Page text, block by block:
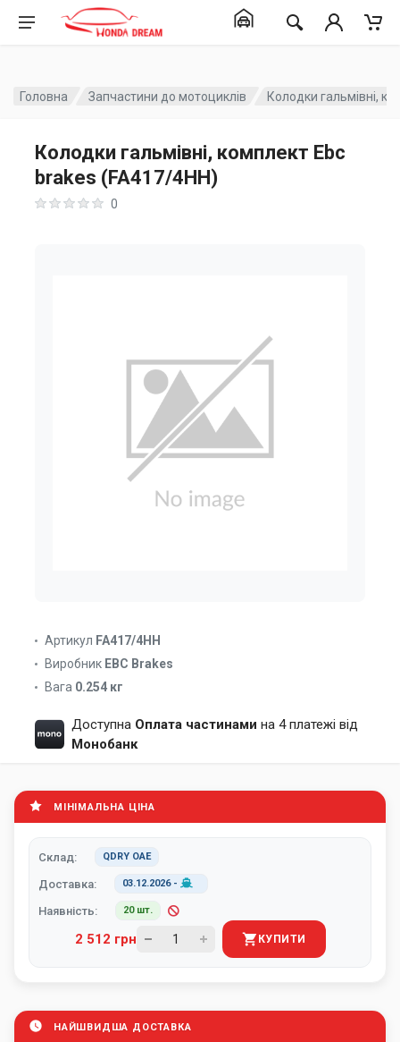
Головна Запчастини до мотоциклів Колодки гальмівні,
Колодки гальмівні, комплект Ebc
brakes (FA417/4HH)
0
Артикул FA417/4HH
Виробник EBC Brakes
Вага 0.254 кг
Доступна Оплата частинами на 4 платежі від
Монобанк
МІНІМАЛЬНА ЦІНА
Склад: QDRY ОАЕ
Доставка: 03.12.2026-
Наявність: 20 шт.
2 512 грн КУПИТИ
НАЙШВИДША ДОСТАВКА